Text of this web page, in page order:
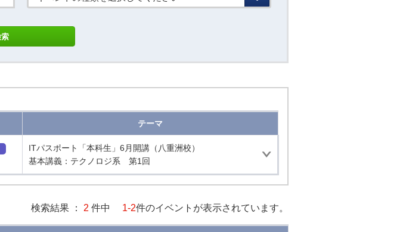
テーマ
ITパスポート「本科生」6月開講（八重洲校）
基本講義：テクノロジ系 第1回
検索結果 ： 2 件中 1-2件のイベントが表示されています。